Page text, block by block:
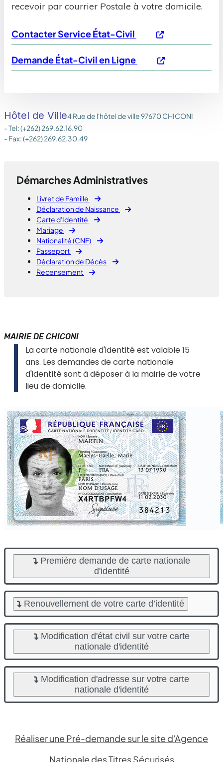
recevoir par courrier Postale à votre domicile.
Contacter Service État-Civil
Demande État-Civil en Ligne
Hôtel de Ville4 Rue de l'hôtel de ville 97670 CHICONI
- Tel: (+262) 269.62.16.90
- Fax: (+262) 269.62.30.49
Démarches Administratives
Livret de Famille
Déclaration de Naissance
Carte d'Identité
Mariage
Nationalité (CNF)
Passeport
Déclaration de Décès
Recensement
MAIRIE DE CHICONI
La carte nationale d'identité est valable 15
ans. Les demandes de carte nationale
d'identité sont à déposer à la mairie de votre
lieu de domicile.
Première demande de carte nationale
d'identité
Renouvellement de votre carte d’identité
Modification d'état civil sur votre carte
nationale d'identité
Modification d'adresse sur votre carte
nationale d'identité
Réaliser une Pré-demande sur le site d'Agence
Nationale des Titres Sécurisés